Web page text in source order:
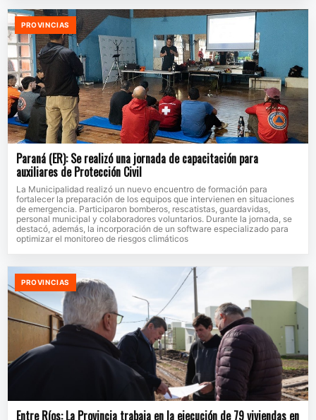
PROVINCIAS
Paraná (ER): Se realizó una jornada de capacitación para
auxiliares de Protección Civil
La Municipalidad realizó un nuevo encuentro de formación para
fortalecer la preparación de los equipos que intervienen en situaciones
de emergencia. Participaron bomberos, rescatistas, guardavidas,
personal municipal y colaboradores voluntarios. Durante la jornada, se
destacó, además, la incorporación de un software especializado para
optimizar el monitoreo de riesgos climáticos
PROVINCIAS
Entre Ríos: La Provincia trabaja en la ejecución de 79 viviendas en